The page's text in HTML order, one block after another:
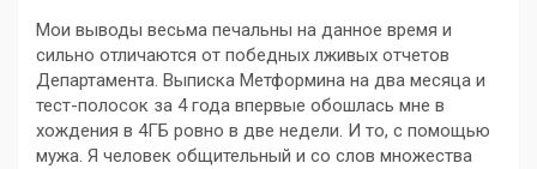
Мои выводы весьма печальны на данное время и
сильно отличаются от победных лживых отчетов
Департамента. Выписка Метформина на два месяца и
тест-полосок за 4 года впервые обошлась мне в
хождения в 4ГБ ровно в две недели. И то, с помощью
мужа. Я человек общительный и со слов множества